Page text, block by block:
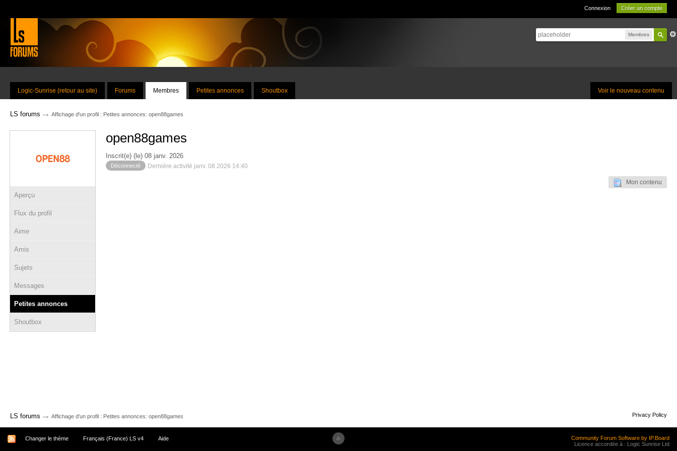
Connexion Créer un compte
Membres
Voir le nouveau contenu
Logic-Sunrise (retour au site) Forums Membres Petites annonces Shoutbox
LS forums → Affichage d'un profil : Petites annonces: open88games
Aperçu
Flux du profil
Aime
Amis
Sujets
Messages
Petites annonces
Shoutbox
open88games
Inscrit(e) (le) 08 janv. 2026
Déconnecté Dernière activité janv. 08 2026 14:40
Mon contenu
LS forums → Affichage d'un profil : Petites annonces: open88games Privacy Policy
Changer le thème Français (France) LS v4 Aide
Community Forum Software by IP.Board
Licence accordée à : Logic Sunrise Ltd